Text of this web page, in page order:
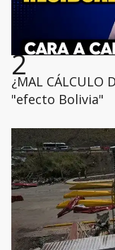
2
¿MAL CÁLCULO
"efecto Bolivia"